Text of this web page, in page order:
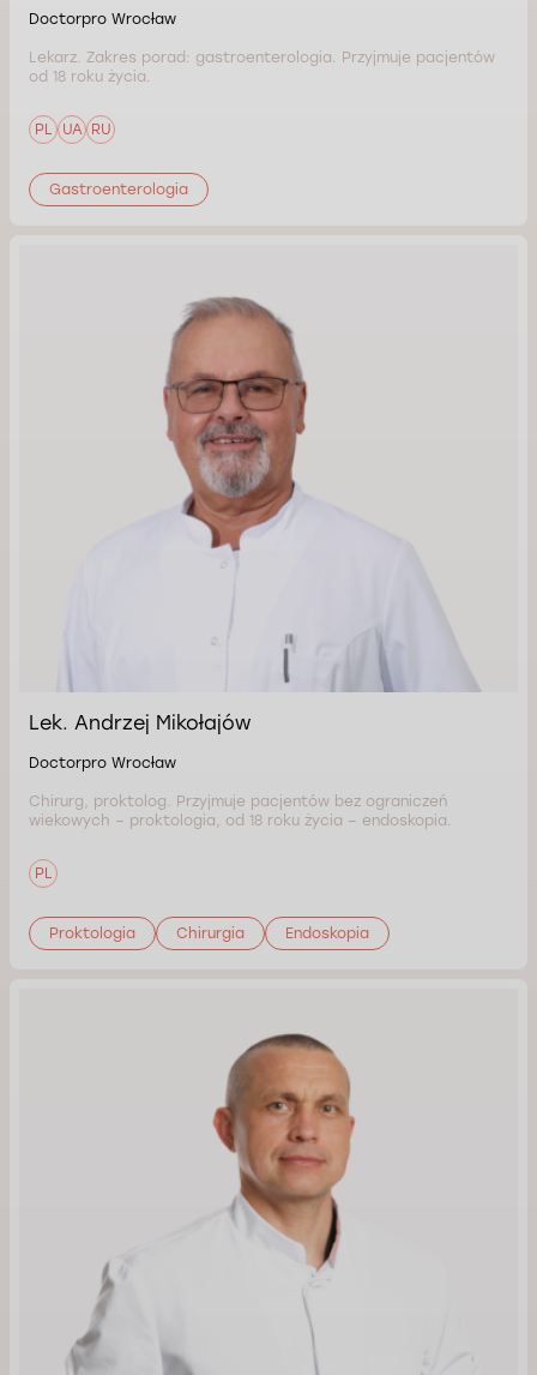
Doctorpro Wrocław
Lekarz. Zakres porad: gastroenterologia. Przyjmuje pacjentów
od 18 roku życia.
PL UA RU
Gastroenterologia
Lek. Andrzej Mikołajów
Doctorpro Wrocław
Chirurg, proktolog. Przyjmuje pacjentów bez ograniczeń
wiekowych – proktologia, od 18 roku życia – endoskopia.
PL
Proktologia Chirurgia Endoskopia